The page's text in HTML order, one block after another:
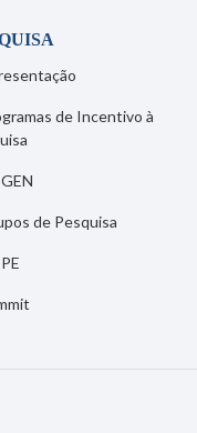
de Incentivo à
de Pesquisa